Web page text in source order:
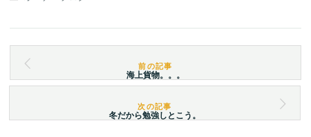
海上貨物。。。
冬だから勉強しとこう。